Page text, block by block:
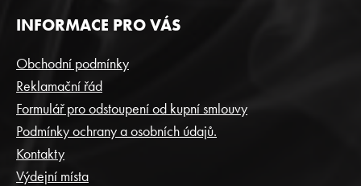
Z
Á
P
A
T
Í
INFORMACE PRO VÁS
Obchodní podmínky
Reklamační řád
Formulář pro odstoupení od kupní smlouvy
Podmínky ochrany a osobních údajů.
Kontakty
Výdejní místa